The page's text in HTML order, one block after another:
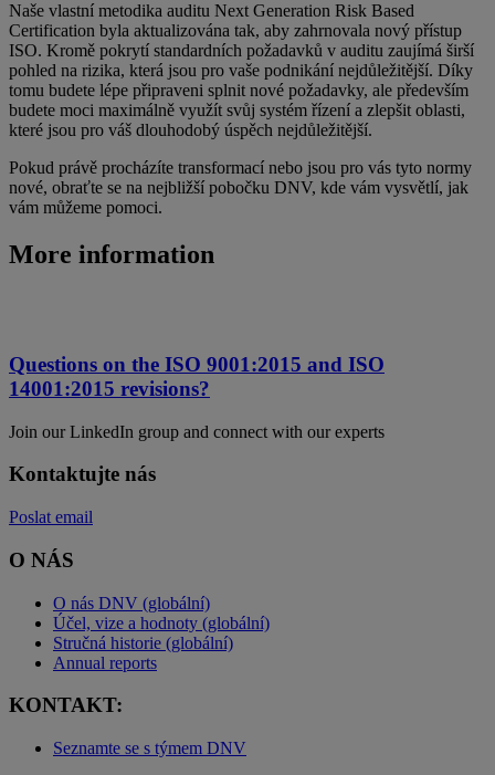
Naše vlastní metodika auditu Next Generation Risk Based
Certification byla aktualizována tak, aby zahrnovala nový přístup
ISO. Kromě pokrytí standardních požadavků v auditu zaujímá širší
pohled na rizika, která jsou pro vaše podnikání nejdůležitější. Díky
tomu budete lépe připraveni splnit nové požadavky, ale především
budete moci maximálně využít svůj systém řízení a zlepšit oblasti,
které jsou pro váš dlouhodobý úspěch nejdůležitější.
Pokud právě procházíte transformací nebo jsou pro vás tyto normy
nové, obraťte se na nejbližší pobočku DNV, kde vám vysvětlí, jak
vám můžeme pomoci.
More information
Questions on the ISO 9001:2015 and ISO
14001:2015 revisions?
Join our LinkedIn group and connect with our experts
Kontaktujte nás
Poslat email
O NÁS
O nás DNV (globální)
Účel, vize a hodnoty (globální)
Stručná historie (globální)
Annual reports
KONTAKT:
Seznamte se s týmem DNV